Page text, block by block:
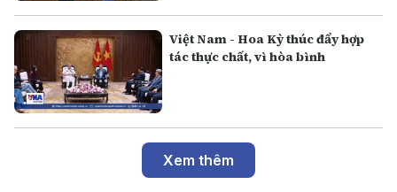
Việt Nam - Hoa Kỳ thúc đẩy hợp
tác thực chất, vì hòa bình
Xem thêm